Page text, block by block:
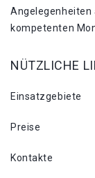
Angelegenheiten
kompetenten
NÜTZLICHE
Einsatzgebiete
Preise
Kontakte